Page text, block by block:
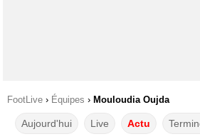
FootLive › Équipes › Mouloudia Oujda
Aujourd'hui Live Actu